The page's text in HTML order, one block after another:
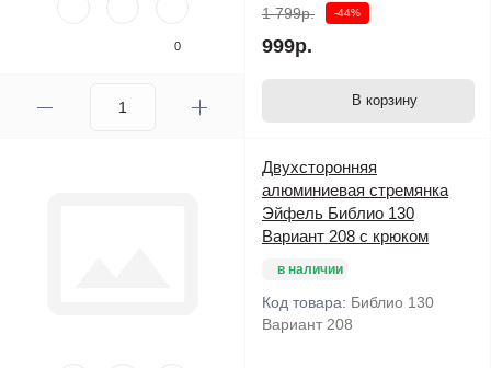
0
1 799р. -44%
999р.
В корзину
Двухсторонняя
алюминиевая стремянка
Эйфель Библио 130
Вариант 208 с крюком
в наличии
Код товара: Библио 130
Вариант 208